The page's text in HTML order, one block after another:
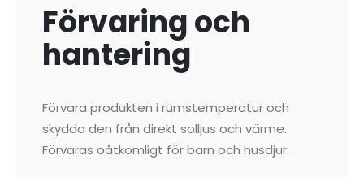
Förvaring och
hantering
Förvara produkten i rumstemperatur och
skydda den från direkt solljus och värme.
Förvaras oåtkomligt för barn och husdjur.